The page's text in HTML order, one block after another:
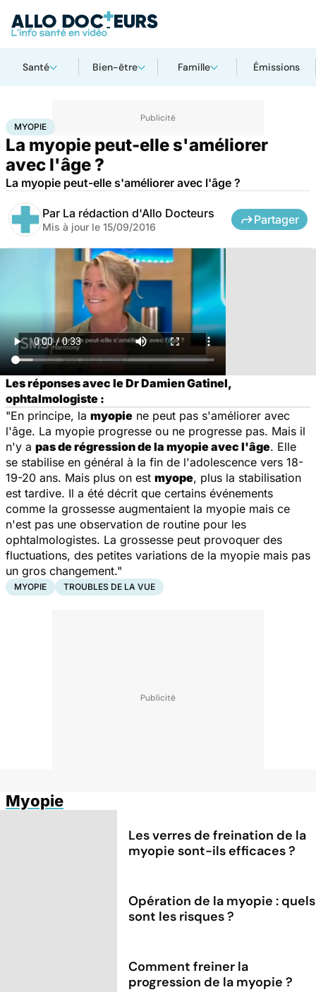
Santé Bien-être Famille Émissions
AccueilSanté
MYOPIE
La myopie peut-elle s'améliorer
avec l'âge ?
La myopie peut-elle s'améliorer avec l'âge ?
Par La rédaction d'Allo Docteurs
Mis à jour le 15/09/2016
Partager
Les réponses avec le Dr Damien Gatinel,
ophtalmologiste :
"En principe, la myopie ne peut pas s'améliorer avec
l'âge. La myopie progresse ou ne progresse pas. Mais il
n'y a pas de régression de la myopie avec l'âge. Elle
se stabilise en général à la fin de l'adolescence vers 18-
19-20 ans. Mais plus on est myope, plus la stabilisation
est tardive. Il a été décrit que certains événements
comme la grossesse augmentaient la myopie mais ce
n'est pas une observation de routine pour les
ophtalmologistes. La grossesse peut provoquer des
fluctuations, des petites variations de la myopie mais pas
un gros changement."
MYOPIE TROUBLES DE LA VUE
Myopie
Les verres de freination de la
myopie sont-ils efficaces ?
Opération de la myopie : quels
sont les risques ?
Comment freiner la
progression de la myopie ?